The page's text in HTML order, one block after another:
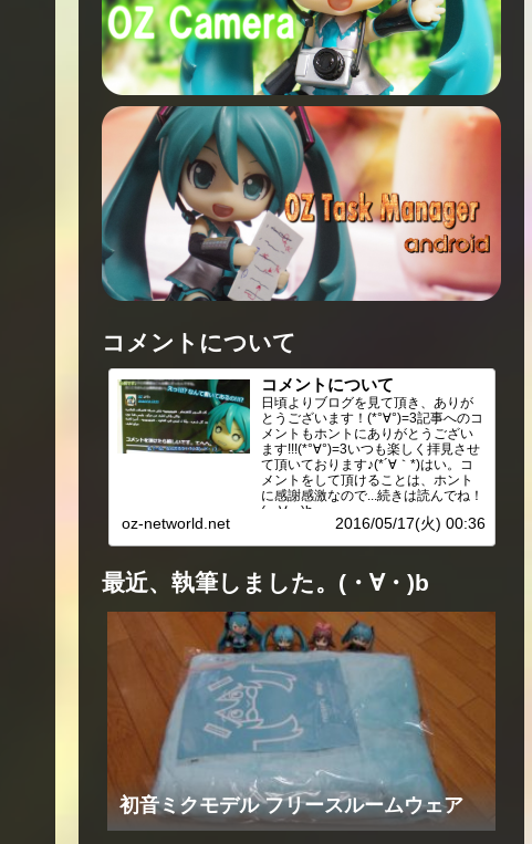
コメントについて
コメントについて
日頃よりブログを見て頂き、ありが
とうございます！(*°∀°)=3記事へのコ
メントもホントにありがとうござい
ます!!!(*°∀°)=3いつも楽しく拝見させ
て頂いております♪(*´∀｀*)はい。コ
メントをして頂けることは、ホント
に感謝感激なので...続きは読んでね！
(・∀・)b
oz-networld.net 2016/05/17(火) 00:36
最近、執筆しました。(・∀・)b
初音ミクモデル フリースルームウェア